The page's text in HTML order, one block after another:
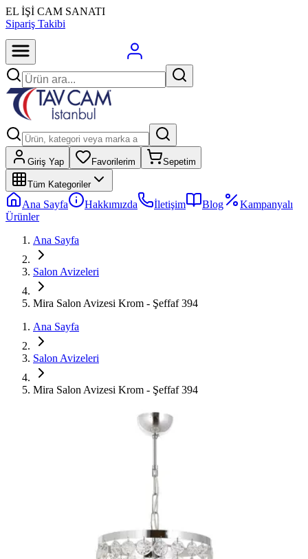
EL İŞİ CAM SANATI
Sipariş Takibi
Giriş Yap Favorilerim Sepetim
Tüm Kategoriler
Ana Sayfa Hakkımızda İletişim Blog
Kampanyalı
Ürünler
Ana Sayfa
Salon Avizeleri
Mira Salon Avizesi Krom - Şeffaf 394
Ana Sayfa
Salon Avizeleri
Mira Salon Avizesi Krom - Şeffaf 394